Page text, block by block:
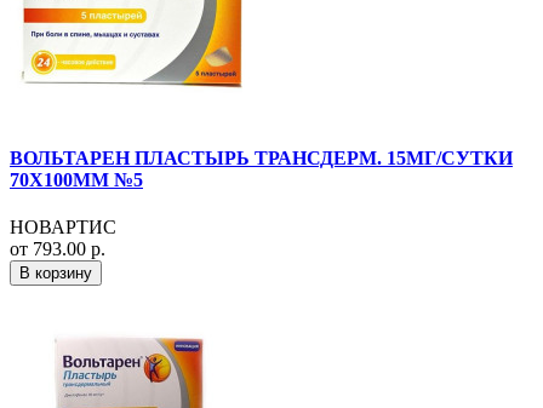
ВОЛЬТАРЕН ПЛАСТЫРЬ ТРАНСДЕРМ. 15МГ/СУТКИ
70Х100ММ №5
НОВАРТИС
от 793.00 р.
В корзину